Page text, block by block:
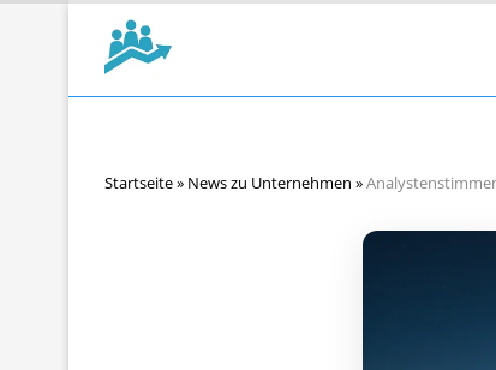
Startseite» News zu Unternehmen »